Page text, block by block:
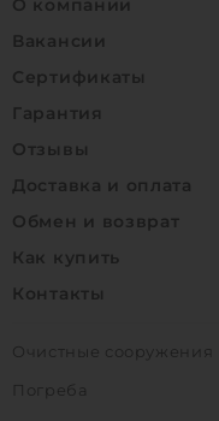
О компании
Вакансии
Сертификаты
Гарантия
Отзывы
Доставка и оплата
Обмен и возврат
Как купить
Контакты
Очистные сооружения
Погреба